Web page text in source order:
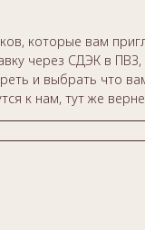
которые вам
через СДЭК в
и выбрать что
к нам, тут же